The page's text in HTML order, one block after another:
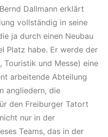
Dallmann erklärt
vollständig in seine
ja durch einen Neubau
Platz habe. Er werde der
Touristik und Messe) eine
arbeitende Abteilung
angliedern, die
den Freiburger Tatort
nur in der
Teams, das in der